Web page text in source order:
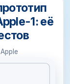
1: её